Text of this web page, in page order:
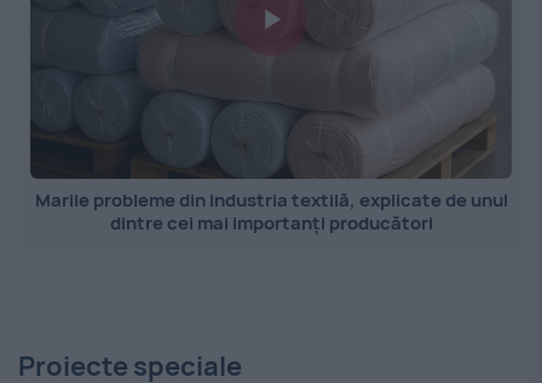
Marile probleme din industria textilă, explicate de unul
dintre cei mai importanți producători
Proiecte speciale